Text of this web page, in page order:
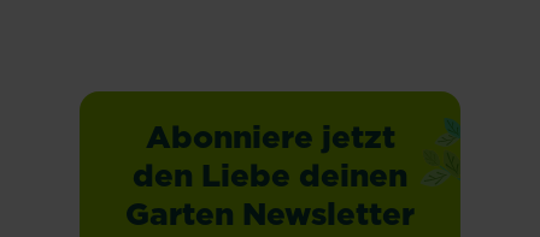
Abonniere jetzt
den Liebe deinen
Garten Newsletter